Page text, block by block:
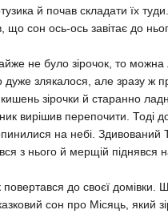
й почав складати їх туди.
сон ось-ось завітає до
не було зірочок, то
злякалося, але зразу ж
зірочки й старанно
вирішив перепочити. Тоді
на небі. Здивований
з нього й мерщій піднявся
до своєї домівки.
сон про Місяць, який